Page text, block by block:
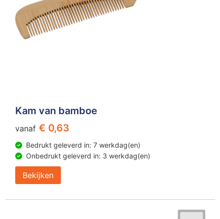
Kam van bamboe
vanaf € 0,63
Bedrukt geleverd in: 7 werkdag(en)
Onbedrukt geleverd in: 3 werkdag(en)
Bekijken